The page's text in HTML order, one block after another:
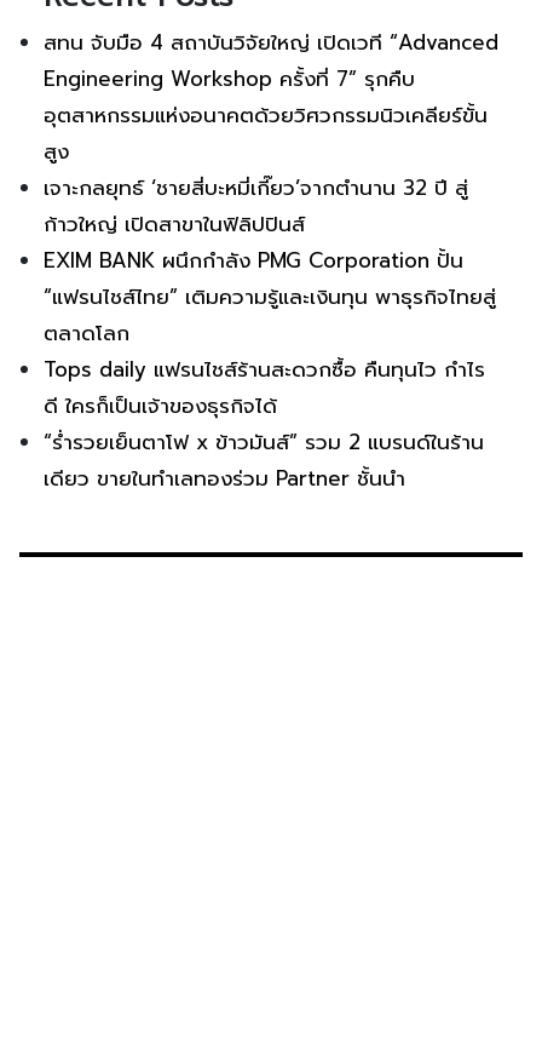
สทน จับมือ 4 สถาบันวิจัยใหญ่ เปิดเวที “Advanced
Engineering Workshop ครั้งที่ 7” รุกคืบ
อุตสาหกรรมแห่งอนาคตด้วยวิศวกรรมนิวเคลียร์ขั้น
สูง
เจาะกลยุทธ์ ‘ชายสี่บะหมี่เกี๊ยว’จากตำนาน 32 ปี สู่
ก้าวใหญ่ เปิดสาขาในฟิลิปปินส์
EXIM BANK ผนึกกำลัง PMG Corporation ปั้น
“แฟรนไชส์ไทย” เติมความรู้และเงินทุน พาธุรกิจไทยสู่
ตลาดโลก
Tops daily แฟรนไชส์ร้านสะดวกซื้อ คืนทุนไว กำไร
ดี ใครก็เป็นเจ้าของธุรกิจได้
“ร่ำรวยเย็นตาโฟ x ข้าวมันส์” รวม 2 แบรนด์ในร้าน
เดียว ขายในทำเลทองร่วม Partner ชั้นนำ